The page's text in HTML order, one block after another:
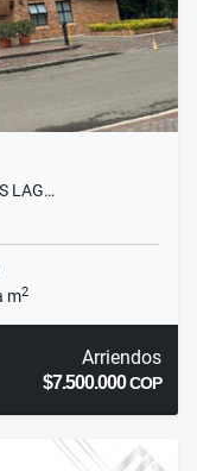
LAG…
m2
Arriendos
$7.500.000COP